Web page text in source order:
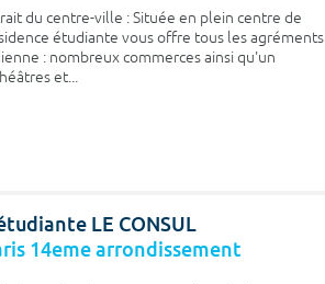
du centre-ville : Située en plein centre de
étudiante vous offre tous les agréments
: nombreux commerces ainsi qu'un
et...
LE CONSUL
14eme arrondissement